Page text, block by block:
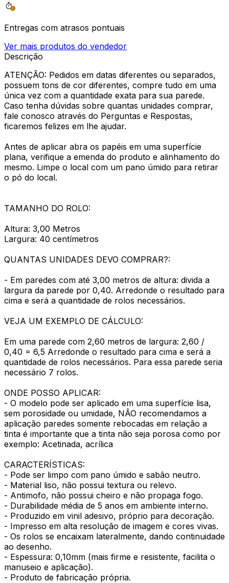
Entregas com atrasos pontuais
Ver mais produtos do vendedor
Descrição
ATENÇÃO: Pedidos em datas diferentes ou separados,
possuem tons de cor diferentes, compre tudo em uma
única vez com a quantidade exata para sua parede.
Caso tenha dúvidas sobre quantas unidades comprar,
fale conosco através do Perguntas e Respostas,
ficaremos felizes em lhe ajudar.
Antes de aplicar abra os papéis em uma superfície
plana, verifique a emenda do produto e alinhamento do
mesmo. Limpe o local com um pano úmido para retirar
o pó do local.
TAMANHO DO ROLO:
Altura: 3,00 Metros
Largura: 40 centímetros
QUANTAS UNIDADES DEVO COMPRAR?:
- Em paredes com até 3,00 metros de altura: divida a
largura da parede por 0,40. Arredonde o resultado para
cima e será a quantidade de rolos necessários.
VEJA UM EXEMPLO DE CÁLCULO:
Em uma parede com 2,60 metros de largura: 2,60 /
0,40 = 6,5 Arredonde o resultado para cima e será a
quantidade de rolos necessários. Para essa parede seria
necessário 7 rolos.
ONDE POSSO APLICAR:
- O modelo pode ser aplicado em uma superfície lisa,
sem porosidade ou umidade, NÂO recomendamos a
aplicação paredes somente rebocadas em relação a
tinta é importante que a tinta não seja porosa como por
exemplo: Acetinada, acrílica
CARACTERÍSTICAS:
- Pode ser limpo com pano úmido e sabão neutro.
- Material liso, não possui textura ou relevo.
- Antimofo, não possui cheiro e não propaga fogo.
- Durabilidade média de 5 anos em ambiente interno.
- Produzido em vinil adesivo, próprio para decoração.
- Impresso em alta resolução de imagem e cores vivas.
- Os rolos se encaixam lateralmente, dando continuidade
ao desenho.
- Espessura: 0,10mm (mais firme e resistente, facilita o
manuseio e aplicação).
- Produto de fabricação própria.